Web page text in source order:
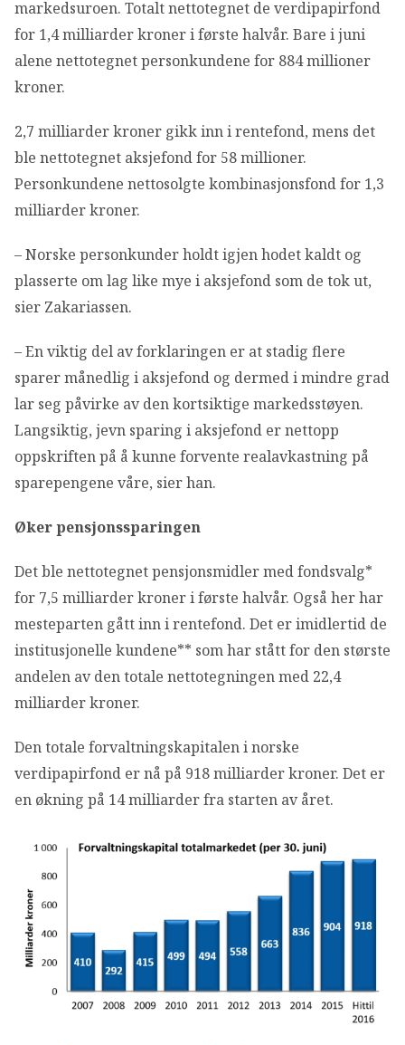
markedsuroen. Totalt nettotegnet de verdipapirfond
for 1,4 milliarder kroner i første halvår. Bare i juni
alene nettotegnet personkundene for 884 millioner
kroner.
2,7 milliarder kroner gikk inn i rentefond, mens det
ble nettotegnet aksjefond for 58 millioner.
Personkundene nettosolgte kombinasjonsfond for 1,3
milliarder kroner.
– Norske personkunder holdt igjen hodet kaldt og
plasserte om lag like mye i aksjefond som de tok ut,
sier Zakariassen.
– En viktig del av forklaringen er at stadig flere
sparer månedlig i aksjefond og dermed i mindre grad
lar seg påvirke av den kortsiktige markedsstøyen.
Langsiktig, jevn sparing i aksjefond er nettopp
oppskriften på å kunne forvente realavkastning på
sparepengene våre, sier han.
Øker pensjonssparingen
Det ble nettotegnet pensjonsmidler med fondsvalg*
for 7,5 milliarder kroner i første halvår. Også her har
mesteparten gått inn i rentefond. Det er imidlertid de
institusjonelle kundene** som har stått for den største
andelen av den totale nettotegningen med 22,4
milliarder kroner.
Den totale forvaltningskapitalen i norske
verdipapirfond er nå på 918 milliarder kroner. Det er
en økning på 14 milliarder fra starten av året.